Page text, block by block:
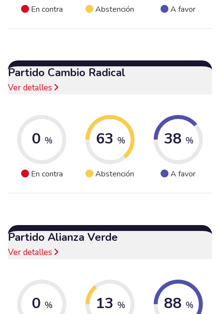
En contra Abstención A favor
Partido Cambio Radical
Ver detalles
0 %
En contra
63 %
Abstención
38 %
A favor
Partido Alianza Verde
Ver detalles
0 % 13 % 88 %